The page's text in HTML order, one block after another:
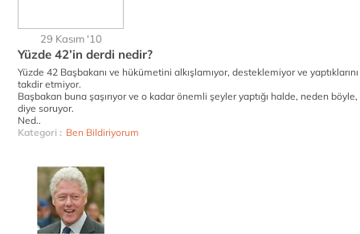
29 Kasım '10
Yüzde 42’in derdi nedir?
Yüzde 42 Başbakanı ve hükümetini alkışlamıyor, desteklemiyor ve yaptıklarını
takdir etmiyor.
Başbakan buna şaşırıyor ve o kadar önemli şeyler yaptığı halde, neden böyle,
diye soruyor.
Ned..
Kategori : Ben Bildiriyorum